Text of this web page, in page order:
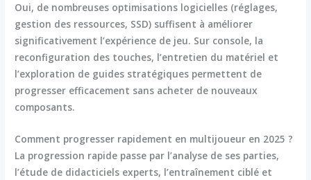
Oui, de nombreuses optimisations logicielles (réglages,
gestion des ressources, SSD) suffisent à améliorer
significativement l’expérience de jeu. Sur console, la
reconfiguration des touches, l’entretien du matériel et
l’exploration de guides stratégiques permettent de
progresser efficacement sans acheter de nouveaux
composants.
Comment progresser rapidement en multijoueur en 2025 ?
La progression rapide passe par l’analyse de ses parties,
l’étude de didacticiels experts, l’entraînement ciblé et